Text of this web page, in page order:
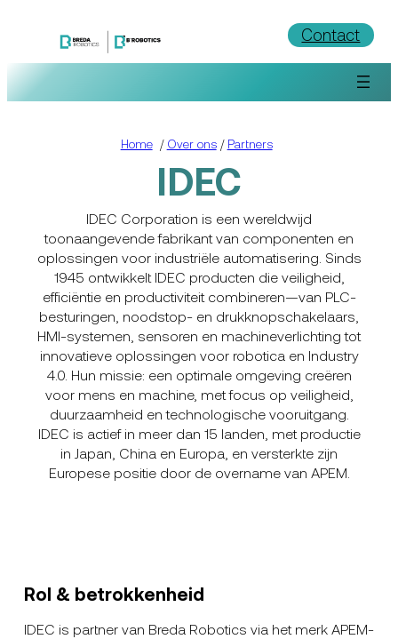
Contact
Home/ Over ons/ Partners
IDEC
IDEC Corporation is een wereldwijd
toonaangevende fabrikant van componenten en
oplossingen voor industriële automatisering. Sinds
1945 ontwikkelt IDEC producten die veiligheid,
efficiëntie en productiviteit combineren—van PLC-
besturingen, noodstop- en drukknopschakelaars,
HMI-systemen, sensoren en machineverlichting tot
innovatieve oplossingen voor robotica en Industry
4.0. Hun missie: een optimale omgeving creëren
voor mens en machine, met focus op veiligheid,
duurzaamheid en technologische vooruitgang.
IDEC is actief in meer dan 15 landen, met productie
in Japan, China en Europa, en versterkte zijn
Europese positie door de overname van APEM.
Rol & betrokkenheid
IDEC is partner van Breda Robotics via het merk APEM-